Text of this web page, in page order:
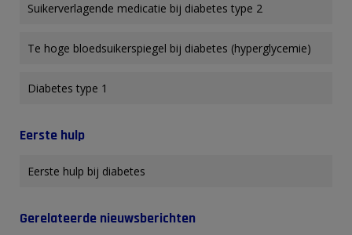
Suikerverlagende medicatie bij diabetes type 2
Te hoge bloedsuikerspiegel bij diabetes (hyperglycemie)
Diabetes type 1
Eerste hulp
Eerste hulp bij diabetes
Gerelateerde nieuwsberichten